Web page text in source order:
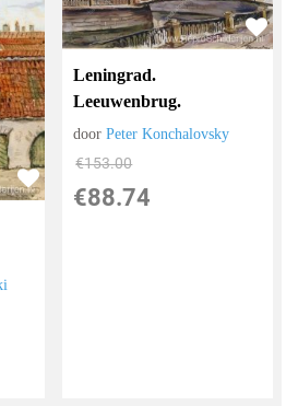
Leningrad.
Leeuwenbrug.
doorPeter Konchalovsky
€153.00
€88.74